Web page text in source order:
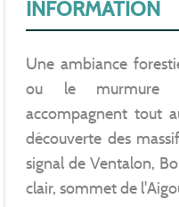
INFORMATION
Une ambiance
ou le murmure
accompagnent tout
découverte des
signal de Ventalon,
clair, sommet de